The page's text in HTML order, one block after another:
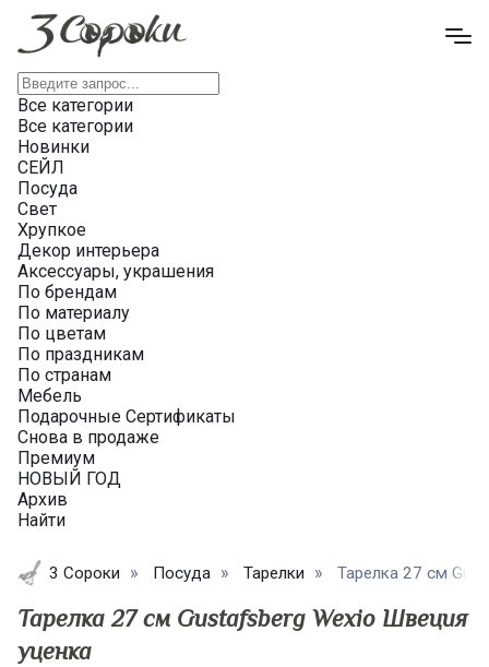
Все категории
Все категории
Новинки
СЕЙЛ
Посуда
Свет
Хрупкое
Декор интерьера
Аксессуары, украшения
По брендам
По материалу
По цветам
По праздникам
По странам
Мебель
Подарочные Сертификаты
Снова в продаже
Премиум
НОВЫЙ ГОД
Архив
Найти
3 Сороки Посуда Тарелки ​Тарелка 27 см
​Тарелка 27 см Gustafsberg Wexio Швеция
уценка